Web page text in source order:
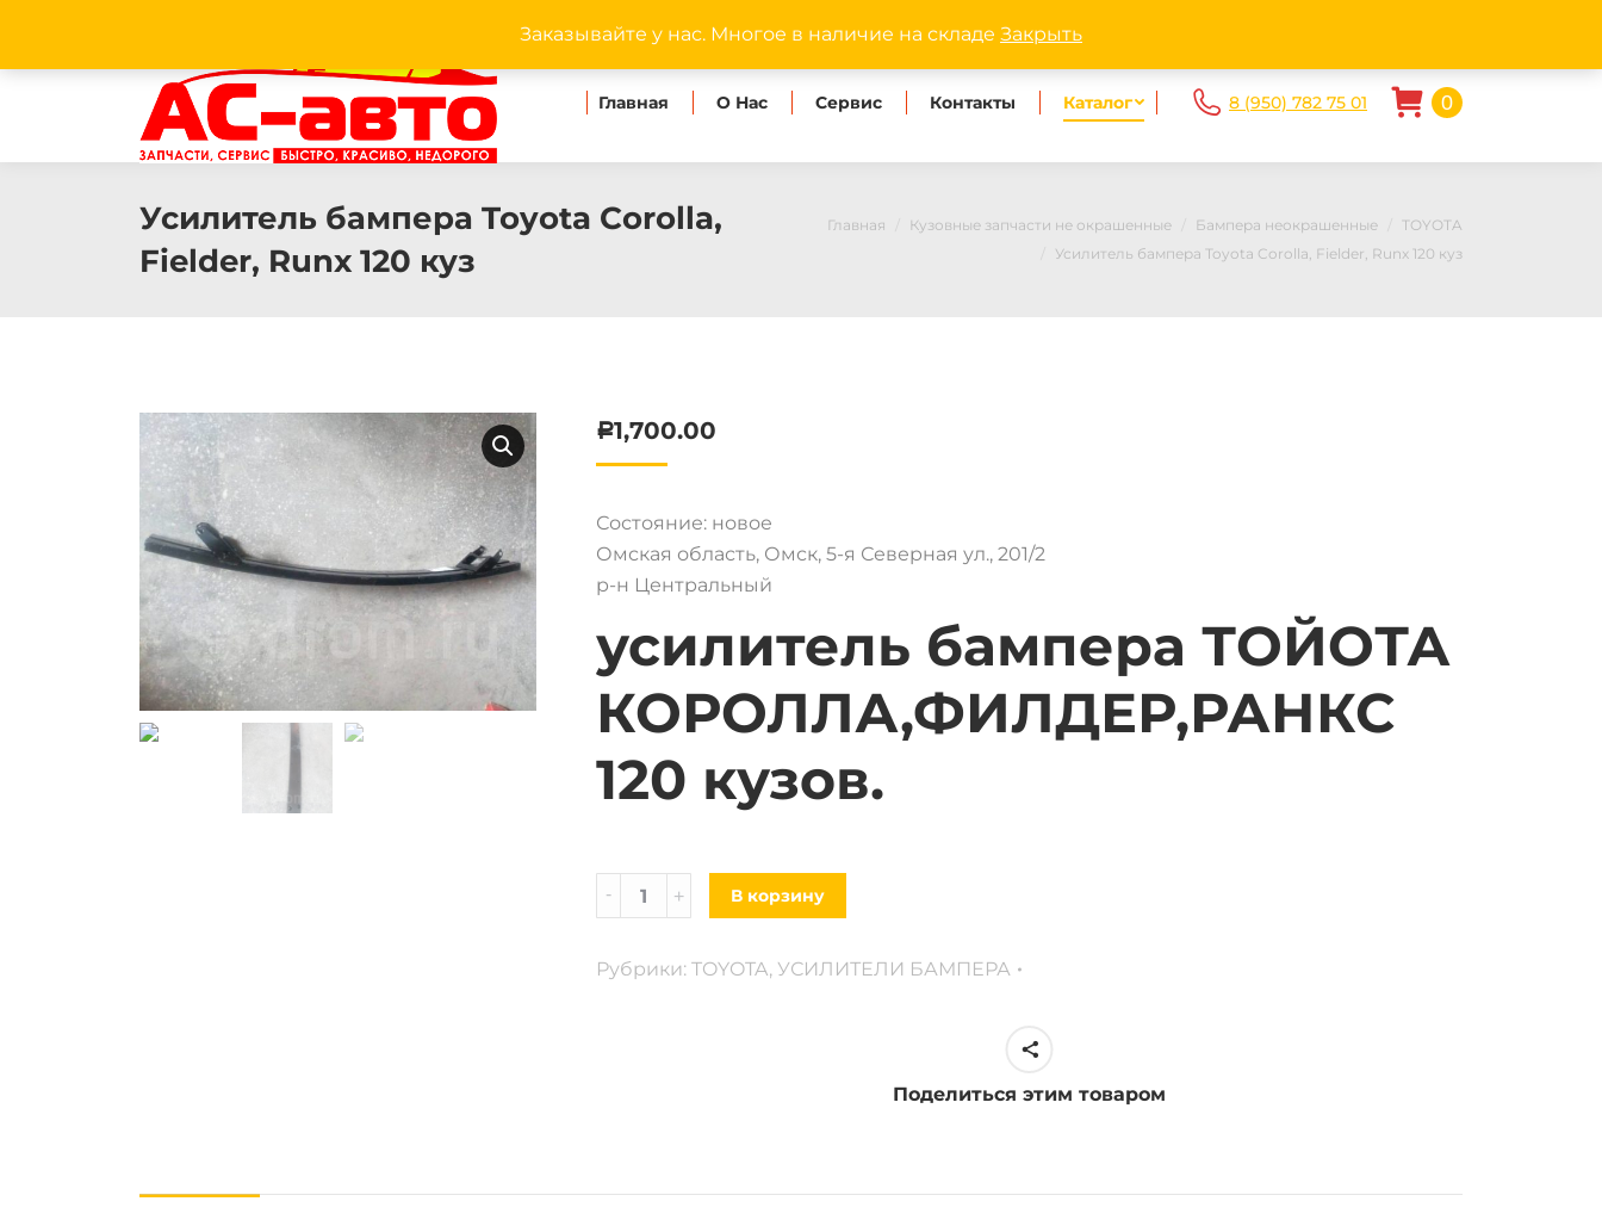
Главная О Нас Сервис Контакты Каталог 8 (950) 782 75 01 0
Усилитель бампера Toyota Corolla,
Fielder, Runx 120 куз
Главная Кузовные запчасти не окрашенные Бампера неокрашенные
TOYOTA
Усилитель бампера Toyota Corolla, Fielder, Runx 120 куз
Р1,700.00
Состояние: новое
Омская область, Омск, 5-я Северная ул., 201/2
р-н Центральный
усилитель бампера ТОЙОТА
КОРОЛЛА,ФИЛДЕР,РАНКС
120 кузов.
Усилитель
бампера
Corolla,
В корзину
Рубрики: TOYOTA, УСИЛИТЕЛИ БАМПЕРА
Поделиться этим товаром
Заказывайте у нас. Многое в наличие на складе Закрыть